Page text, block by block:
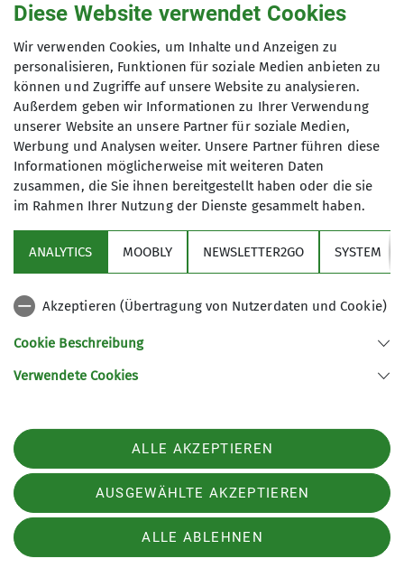
reinhard.beuschel@dav-
otterfing.de
Qualifikationen
Trainer*in B Hochtouren
Trainer*in C Bergsteigen
2 Wochen bis 2 Tage vor der Tour
reinhard.beuschel@dav-otterfing.de
reinhard.beuschel@web.de
08024-91838
Links
Unsere Sektion
83624 Otterfing
Telefon +4980247391
Datenschutz-Einstellungen
Impressum
Datenschutz
Diese Website verwendet Cookies
Wir verwenden Cookies, um Inhalte und Anzeigen zu
personalisieren, Funktionen für soziale Medien anbieten zu
können und Zugriffe auf unsere Website zu analysieren.
Außerdem geben wir Informationen zu Ihrer Verwendung
unserer Website an unsere Partner für soziale Medien,
Werbung und Analysen weiter. Unsere Partner führen diese
Informationen möglicherweise mit weiteren Daten
zusammen, die Sie ihnen bereitgestellt haben oder die sie
im Rahmen Ihrer Nutzung der Dienste gesammelt haben.
ANALYTICS MOOBLY NEWSLETTER2GO SYSTEM
Akzeptieren (Übertragung von Nutzerdaten und Cookie)
Cookie Beschreibung
Verwendete Cookies
ALLE AKZEPTIEREN
AUSGEWÄHLTE AKZEPTIEREN
ALLE ABLEHNEN